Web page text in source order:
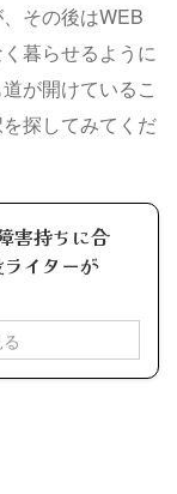
その後はWEB
暮らせるように
が開けているこ
探してみてくだ
害持ちに合
イターが